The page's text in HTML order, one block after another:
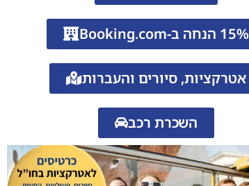
15% הנחה ב-Booking.com
אטרקציות, סיורים והעברות
השכרת רכב